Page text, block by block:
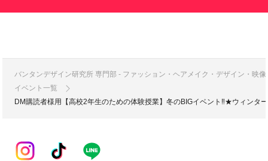
バンタンデザイン研究所 専門部 - ファッション・ヘアメイク・デザイン・映
イベント一覧
DM購読者様用【高校2年生のための体験授業】冬のBIGイベント‼★ウィンタ